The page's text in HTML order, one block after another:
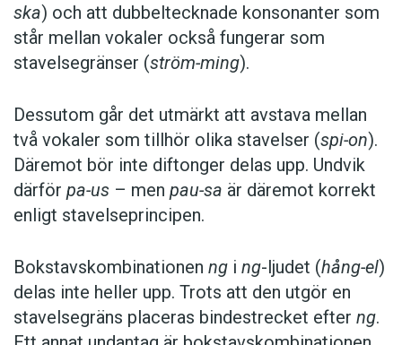
ska) och att dubbeltecknade konsonanter som
står mellan vokaler också fungerar som
stavelsegränser (ström-ming).
Dessutom går det utmärkt att avstava mellan
två vokaler som tillhör olika stavelser (spi-on).
Däremot bör inte diftonger delas upp. Undvik
därför pa-us – men pau-sa är däremot korrekt
enligt stavelseprincipen.
Bokstavskombinationen ng i ng-ljudet (hång-el)
delas inte heller upp. Trots att den utgör en
stavelsegräns placeras bindestrecket efter ng.